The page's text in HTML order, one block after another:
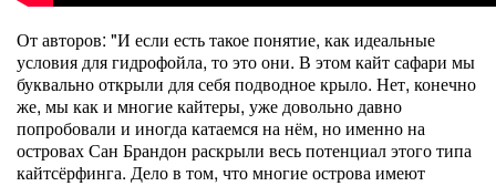
От авторов: "И если есть такое понятие, как идеальные
условия для гидрофойла, то это они. В этом кайт сафари мы
буквально открыли для себя подводное крыло. Нет, конечно
же, мы как и многие кайтеры, уже довольно давно
попробовали и иногда катаемся на нём, но именно на
островах Сан Брандон раскрыли весь потенциал этого типа
кайтсёрфинга. Дело в том, что многие острова имеют